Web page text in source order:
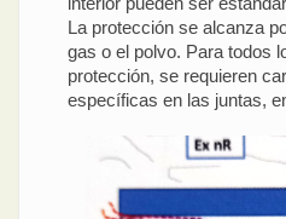
La protección se alcanza
gas o el polvo. Para todos
protección, se requieren
específicas en las juntas,